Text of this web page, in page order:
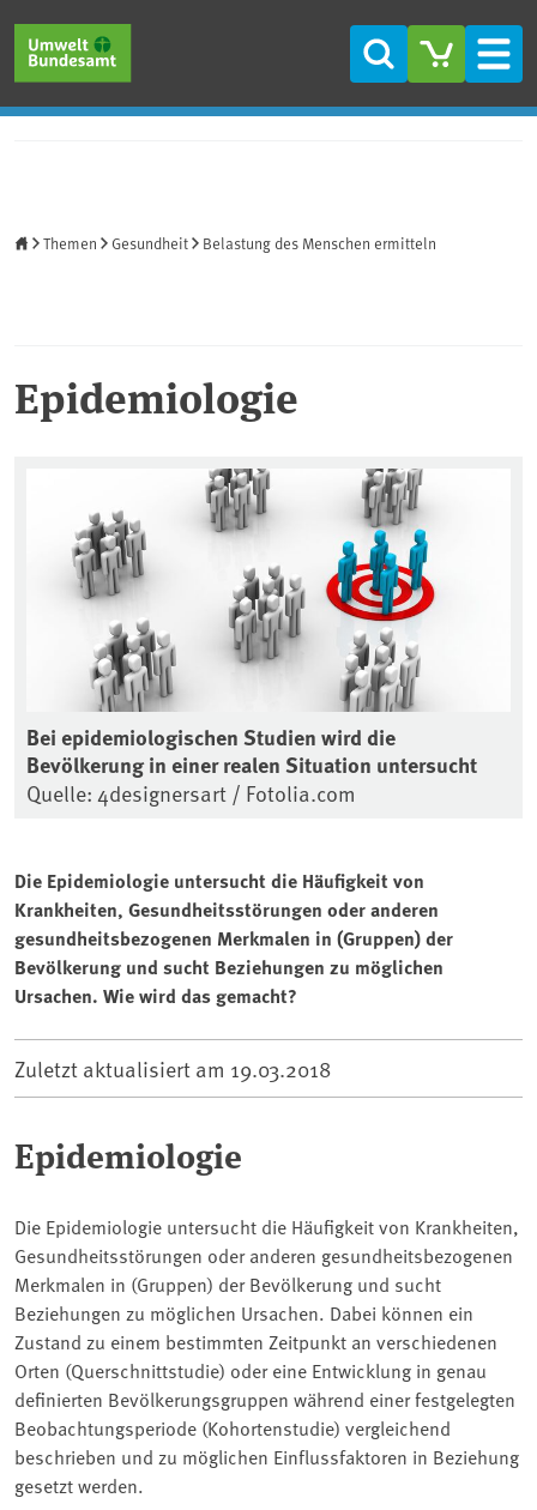
Suche
Themen Gesundheit Belastung des Menschen ermitteln
Epidemiologie
Bei epidemiologischen Studien wird die
Bevölkerung in einer realen Situation untersucht
Quelle: 4designersart / Fotolia.com
Die Epidemiologie untersucht die Häufigkeit von
Krankheiten, Gesundheitsstörungen oder anderen
gesundheitsbezogenen Merkmalen in (Gruppen) der
Bevölkerung und sucht Beziehungen zu möglichen
Ursachen. Wie wird das gemacht?
Zuletzt aktualisiert am 19.03.2018
Epidemiologie
Die Epidemiologie untersucht die Häufigkeit von Krankheiten,
Gesundheitsstörungen oder anderen gesundheitsbezogenen
Merkmalen in (Gruppen) der Bevölkerung und sucht
Beziehungen zu möglichen Ursachen. Dabei können ein
Zustand zu einem bestimmten Zeitpunkt an verschiedenen
Orten (Querschnittstudie) oder eine Entwicklung in genau
definierten Bevölkerungsgruppen während einer festgelegten
Beobachtungsperiode (Kohortenstudie) vergleichend
beschrieben und zu möglichen Einflussfaktoren in Beziehung
gesetzt werden.